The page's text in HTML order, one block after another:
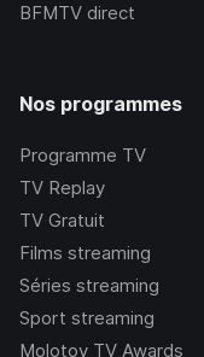
BFMTV direct
Nos programmes
Programme TV
TV Replay
TV Gratuit
Films streaming
Séries streaming
Sport streaming
Molotov TV Awards